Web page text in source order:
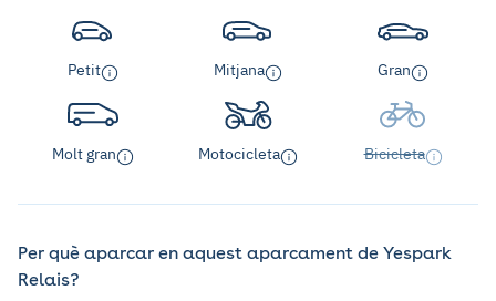
Petit Mitjana Gran
Molt gran Motocicleta Bicicleta
Per què aparcar en aquest aparcament de Yespark
Relais?